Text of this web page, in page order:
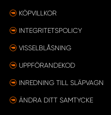
KÖPVILLKOR
INTEGRITETSPOLICY
VISSELBLÅSNING
UPPFÖRANDEKOD
INREDNING TILL SLÄPVAGN
ÄNDRA DITT SAMTYCKE